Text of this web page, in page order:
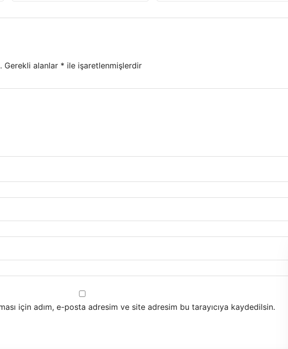
Gerekli alanlar * ile işaretlenmişlerdir
için adım, e-posta adresim ve site adresim bu tarayıcıya kaydedilsin.